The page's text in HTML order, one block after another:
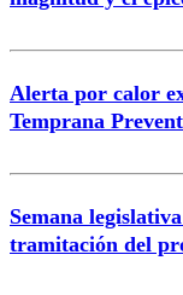
Alerta por calor
Temprana
Semana
tramitación del